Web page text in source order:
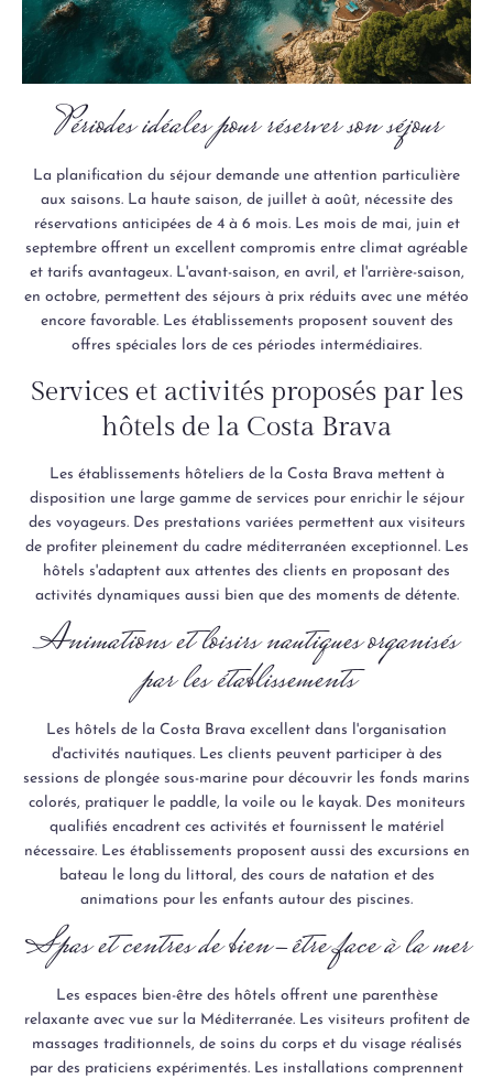
Périodes idéales pour réserver son séjour
La planification du séjour demande une attention particulière
aux saisons. La haute saison, de juillet à août, nécessite des
réservations anticipées de 4 à 6 mois. Les mois de mai, juin et
septembre offrent un excellent compromis entre climat agréable
et tarifs avantageux. L'avant-saison, en avril, et l'arrière-saison,
en octobre, permettent des séjours à prix réduits avec une météo
encore favorable. Les établissements proposent souvent des
offres spéciales lors de ces périodes intermédiaires.
Services et activités proposés par les
hôtels de la Costa Brava
Les établissements hôteliers de la Costa Brava mettent à
disposition une large gamme de services pour enrichir le séjour
des voyageurs. Des prestations variées permettent aux visiteurs
de profiter pleinement du cadre méditerranéen exceptionnel. Les
hôtels s'adaptent aux attentes des clients en proposant des
activités dynamiques aussi bien que des moments de détente.
Animations et loisirs nautiques organisés
par les établissements
Les hôtels de la Costa Brava excellent dans l'organisation
d'activités nautiques. Les clients peuvent participer à des
sessions de plongée sous-marine pour découvrir les fonds marins
colorés, pratiquer le paddle, la voile ou le kayak. Des moniteurs
qualifiés encadrent ces activités et fournissent le matériel
nécessaire. Les établissements proposent aussi des excursions en
bateau le long du littoral, des cours de natation et des
animations pour les enfants autour des piscines.
Spas et centres de bien-être face à la mer
Les espaces bien-être des hôtels offrent une parenthèse
relaxante avec vue sur la Méditerranée. Les visiteurs profitent de
massages traditionnels, de soins du corps et du visage réalisés
par des praticiens expérimentés. Les installations comprennent